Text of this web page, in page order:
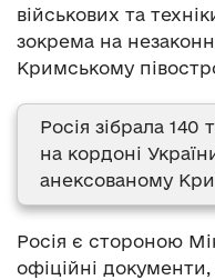
військових та
зокрема на
Кримському
Росія зібрала 140
на кордоні
анексованому
Росія є стороною
офіційні